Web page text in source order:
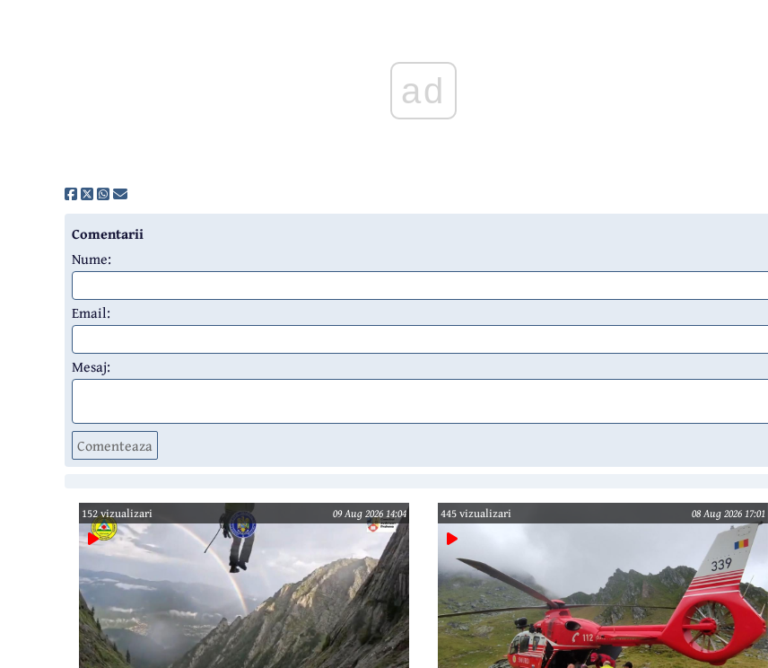
ad
Comentarii
Nume:
Email:
Mesaj:
Comenteaza
152 vizualizari 09 Aug 2026 14:04 445 vizualizari 08 Aug 2026 17:01